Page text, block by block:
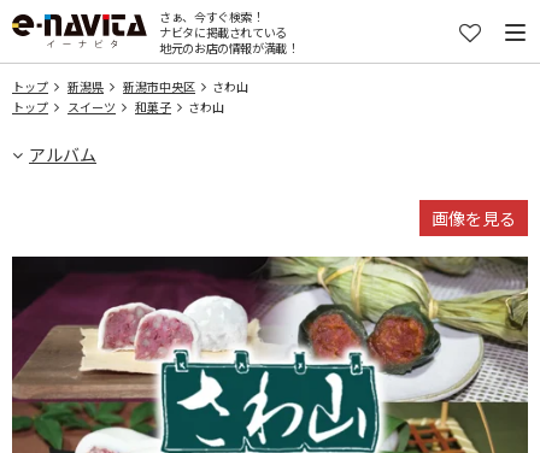
さぁ、今すぐ検索！
ナビタに掲載されている
地元のお店の情報が満載！
トップ 新潟県 新潟市中央区
さわ山
トップ
スイーツ 和菓子 さわ山
アルバム
画像を見る